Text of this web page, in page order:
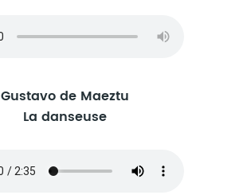
Gustavo de Maeztu
La danseuse